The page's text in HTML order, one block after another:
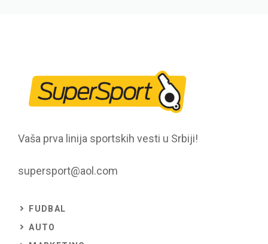
Vaša prva linija sportskih vesti u Srbiji!
supersport@aol.com
FUDBAL
AUTO